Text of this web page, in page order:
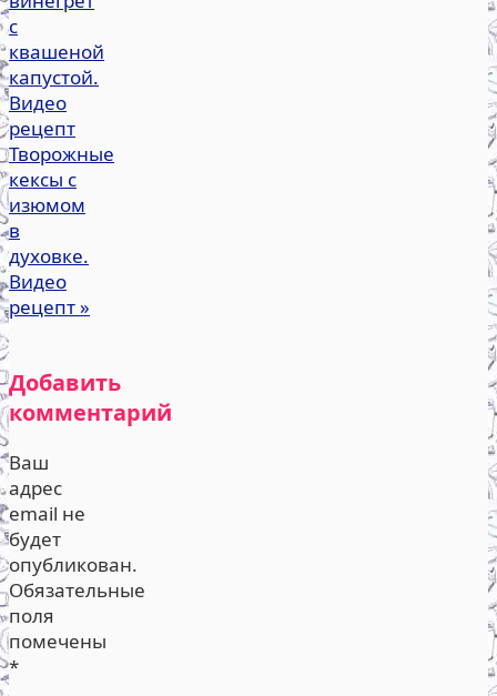
с
квашеной
капустой.
Видео
рецепт
Творожные
кексы с
изюмом
в
духовке.
Видео
рецепт»
Добавить
комментарий
Ваш
адрес
email не
будет
опубликован.
Обязательные
поля
помечены
*